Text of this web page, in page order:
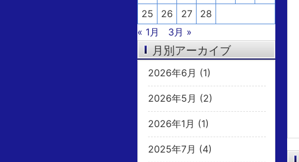
25
26 27
28
« 1月
3月 »
月別アーカイブ
2026年6月 (1)
2026年5月 (2)
2026年1月 (1)
2025年7月 (4)